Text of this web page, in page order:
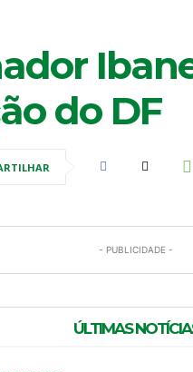
do DF
- PUBLICIDADE -
ÚLTIMAS